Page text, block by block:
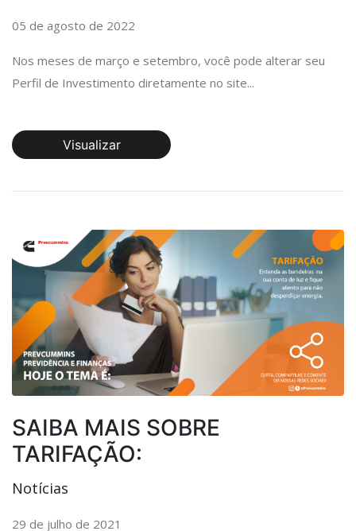
05 de agosto de 2022
Nos meses de março e setembro, você pode alterar seu
Perfil de Investimento diretamente no site...
Visualizar
SAIBA MAIS SOBRE
TARIFAÇÃO:
Notícias
29 de julho de 2021